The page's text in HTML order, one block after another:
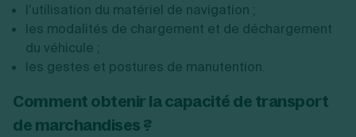
l’utilisation du matériel de navigation ;
les modalités de chargement et de déchargement
du véhicule ;
les gestes et postures de manutention.
Comment obtenir la capacité de transport
de marchandises ?